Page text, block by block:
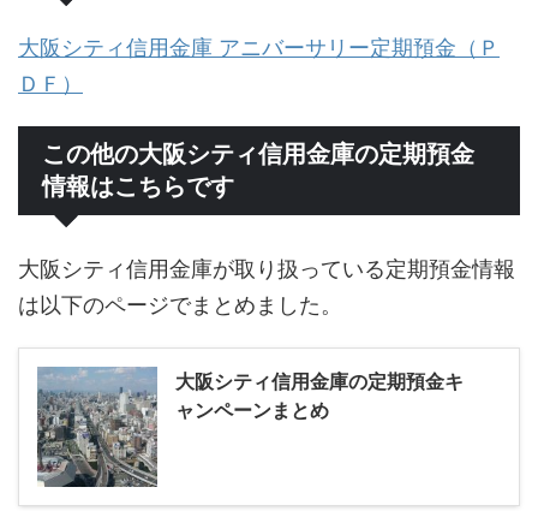
大阪シティ信用金庫 アニバーサリー定期預金（Ｐ
ＤＦ）
この他の大阪シティ信用金庫の定期預金
情報はこちらです
大阪シティ信用金庫が取り扱っている定期預金情報
は以下のページでまとめました。
大阪シティ信用金庫の定期預金キ
ャンペーンまとめ